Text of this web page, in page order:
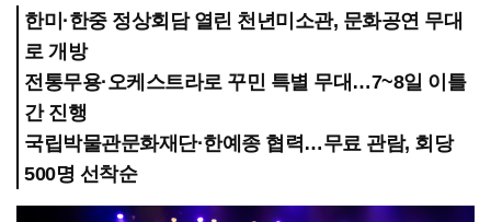
한미·한중 정상회담 열린 천년미소관, 문화공연 무대
로 개방
전통무용·오케스트라로 꾸민 특별 무대…7~8일 이틀
간 진행
국립박물관문화재단·한예종 협력…무료 관람, 회당
500명 선착순